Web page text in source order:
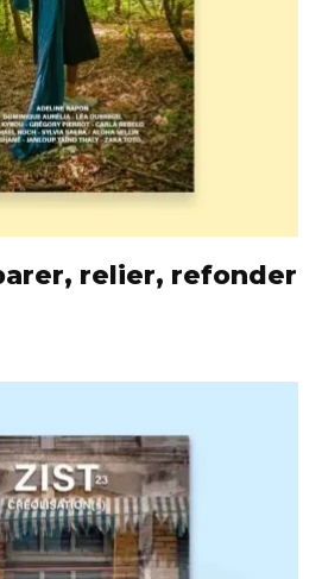
relier, refonder